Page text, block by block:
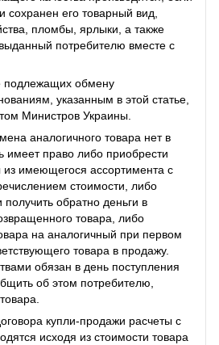
сохранен его товарный вид,
пломбы, ярлыки, а также
потребителю вместе с
подлежащих обмену
указанным в этой статье,
Министров Украины.
аналогичного товара нет в
имеет право либо приобрести
имеющегося ассортимента с
стоимости, либо
получить обратно деньги в
товара, либо
на аналогичный при первом
товара в продажу.
обязан в день поступления
об этом потребителю,
купли-продажи расчеты с
исходя из стоимости товара